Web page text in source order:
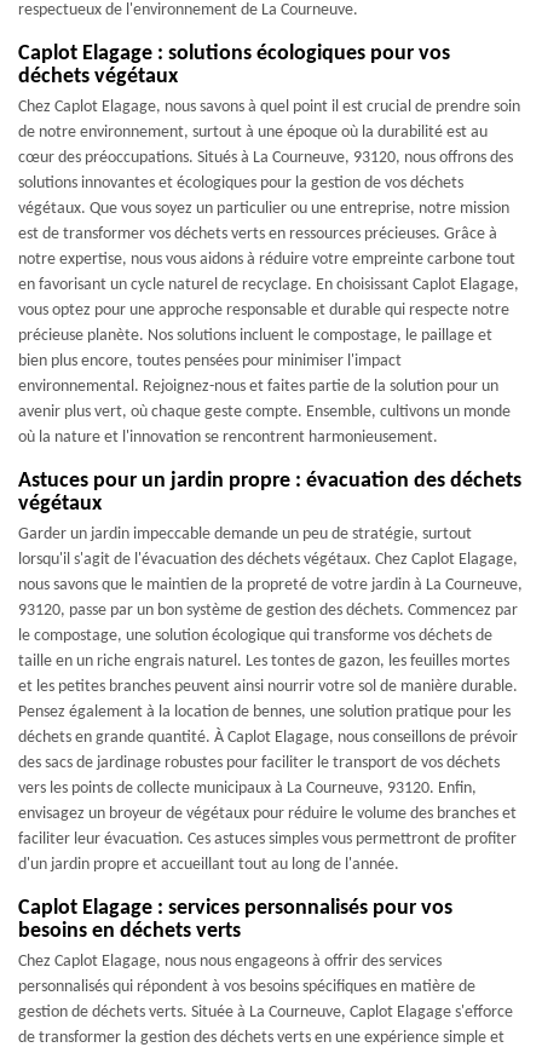
respectueux de l'environnement de La Courneuve.
Caplot Elagage : solutions écologiques pour vos
déchets végétaux
Chez Caplot Elagage, nous savons à quel point il est crucial de prendre soin
de notre environnement, surtout à une époque où la durabilité est au
cœur des préoccupations. Situés à La Courneuve, 93120, nous offrons des
solutions innovantes et écologiques pour la gestion de vos déchets
végétaux. Que vous soyez un particulier ou une entreprise, notre mission
est de transformer vos déchets verts en ressources précieuses. Grâce à
notre expertise, nous vous aidons à réduire votre empreinte carbone tout
en favorisant un cycle naturel de recyclage. En choisissant Caplot Elagage,
vous optez pour une approche responsable et durable qui respecte notre
précieuse planète. Nos solutions incluent le compostage, le paillage et
bien plus encore, toutes pensées pour minimiser l'impact
environnemental. Rejoignez-nous et faites partie de la solution pour un
avenir plus vert, où chaque geste compte. Ensemble, cultivons un monde
où la nature et l'innovation se rencontrent harmonieusement.
Astuces pour un jardin propre : évacuation des déchets
végétaux
Garder un jardin impeccable demande un peu de stratégie, surtout
lorsqu'il s'agit de l'évacuation des déchets végétaux. Chez Caplot Elagage,
nous savons que le maintien de la propreté de votre jardin à La Courneuve,
93120, passe par un bon système de gestion des déchets. Commencez par
le compostage, une solution écologique qui transforme vos déchets de
taille en un riche engrais naturel. Les tontes de gazon, les feuilles mortes
et les petites branches peuvent ainsi nourrir votre sol de manière durable.
Pensez également à la location de bennes, une solution pratique pour les
déchets en grande quantité. À Caplot Elagage, nous conseillons de prévoir
des sacs de jardinage robustes pour faciliter le transport de vos déchets
vers les points de collecte municipaux à La Courneuve, 93120. Enfin,
envisagez un broyeur de végétaux pour réduire le volume des branches et
faciliter leur évacuation. Ces astuces simples vous permettront de profiter
d'un jardin propre et accueillant tout au long de l'année.
Caplot Elagage : services personnalisés pour vos
besoins en déchets verts
Chez Caplot Elagage, nous nous engageons à offrir des services
personnalisés qui répondent à vos besoins spécifiques en matière de
gestion de déchets verts. Située à La Courneuve, Caplot Elagage s'efforce
de transformer la gestion des déchets verts en une expérience simple et